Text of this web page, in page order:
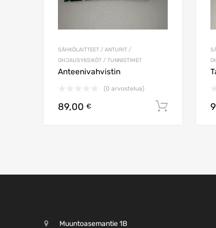
SÄHKÖLAITTEET / ANTURIT /
OHJAUSYKSIKÖT / TUNNISTIMET
Anteenivahvistin
(0 arvostelua)
89,00 € Lisää
Muuntoasemantie 1B